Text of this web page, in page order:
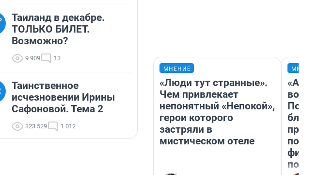
Таиланд в декабре.
ТОЛЬКО БИЛЕТ.
Возможно?
9 909 13
Таинственное
исчезновении Ирины
Сафоновой. Тема 2
323 529 1 012
МНЕНИЕ
«Люди тут странные».
Чем привлекает
непонятный «Непокой»,
герои которого
застряли в
мистическом отеле
вот